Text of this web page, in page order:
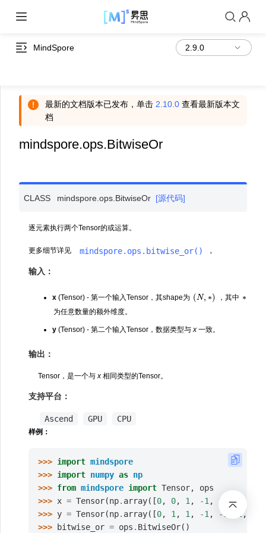
MindSpore
最新的文档版本已发布，单击 2.10.0 查看最新版本文
档
mindspore.ops.BitwiseOr
CLASS mindspore.ops. BitwiseOr [源代码]
逐元素执行两个Tensor的或运算。
更多细节详见 mindspore.ops.bitwise_or() 。
输入：
x (Tensor) - 第一个输入Tensor，其shape为 (N, ) ，其中
为任意数量的额外维度。
y (Tensor) - 第二个输入Tensor，数据类型与x 一致。
输出：
Tensor，是一个与x 相同类型的Tensor。
支持平台：
Ascend GPU CPU
样例：
>>> import mindspore
>>> import numpy as np
>>> from mindspore import Tensor,
ops
>>> x = Tensor(np. array([0, 0, 1 , -1 , 1 1
>>> y = Tensor(np. array([0, 1 , 1 , -1 , -1 2,
>>>
bitwise_or = ops . BitwiseOr()